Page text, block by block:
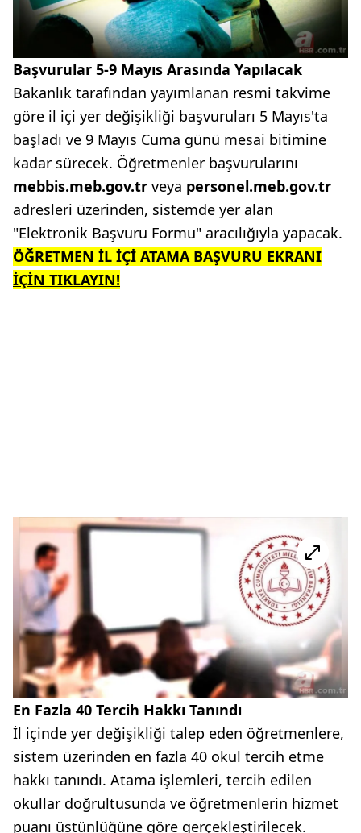
Başvurular 5-9 Mayıs Arasında Yapılacak
Bakanlık tarafından yayımlanan resmi takvime
göre il içi yer değişikliği başvuruları 5 Mayıs'ta
başladı ve 9 Mayıs Cuma günü mesai bitimine
kadar sürecek. Öğretmenler başvurularını
mebbis.meb.gov.tr veya personel.meb.gov.tr
adresleri üzerinden, sistemde yer alan
"Elektronik Başvuru Formu" aracılığıyla yapacak.
ÖĞRETMEN İL İÇİ ATAMA BAŞVURU EKRANI
İÇİN TIKLAYIN!
En Fazla 40 Tercih Hakkı Tanındı
İl içinde yer değişikliği talep eden öğretmenlere,
sistem üzerinden en fazla 40 okul tercih etme
hakkı tanındı. Atama işlemleri, tercih edilen
okullar doğrultusunda ve öğretmenlerin hizmet
puanı üstünlüğüne göre gerçekleştirilecek.